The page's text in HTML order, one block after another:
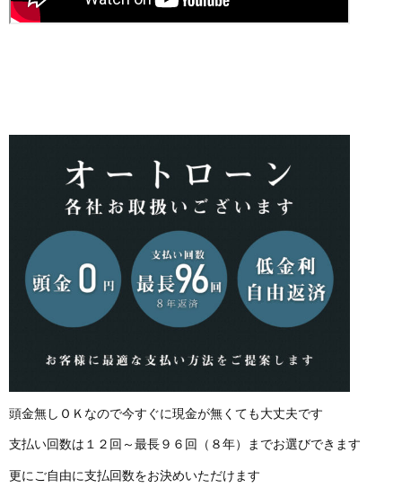
頭金無しＯＫなので今すぐに現金が無くても大丈夫です
支払い回数は１２回～最長９６回（８年）までお選びできます
更にご自由に支払回数をお決めいただけます